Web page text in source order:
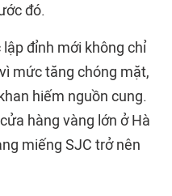
đó.
đỉnh mới không chỉ
mức tăng chóng mặt,
hiếm nguồn cung.
hàng vàng lớn ở Hà
miếng SJC trở nên